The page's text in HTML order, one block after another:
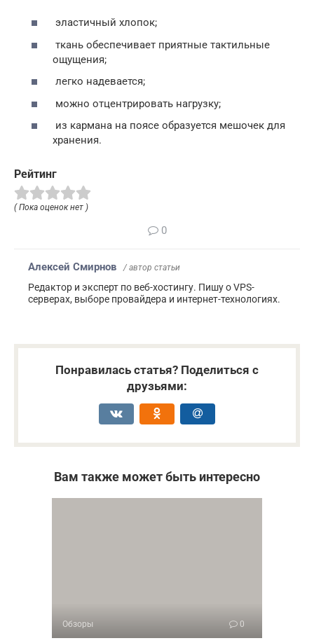
эластичный хлопок;
ткань обеспечивает приятные тактильные
ощущения;
легко надевается;
можно отцентрировать нагрузку;
из кармана на поясе образуется мешочек для
хранения.
Рейтинг
( Пока оценок нет )
0
Алексей Смирнов / автор статьи
Редактор и эксперт по веб-хостингу. Пишу о VPS-
серверах, выборе провайдера и интернет-технологиях.
Понравилась статья? Поделиться с
друзьями:
Вам также может быть интересно
Обзоры 0